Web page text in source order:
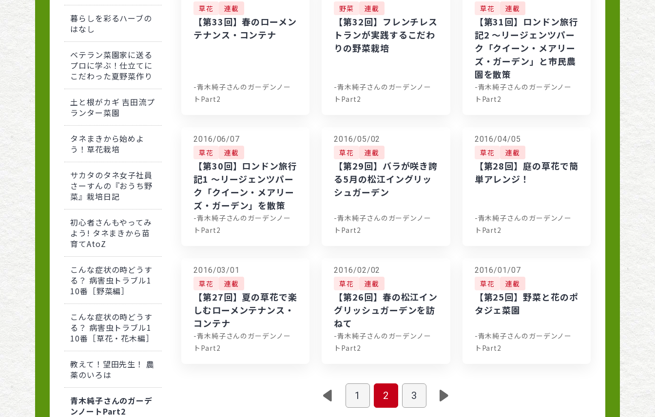
草花 連載
【第33回】春のローメン
テナンス・コンテナ
-青木純子さんのガーデンノー
トPart2
野菜 連載
【第32回】フレンチレス
トランが実践するこだわ
りの野菜栽培
-青木純子さんのガーデンノー
トPart2
草花 連載
【第31回】ロンドン旅行
記2 ～リージェンツパー
ク「クイーン・メアリー
ズ・ガーデン」と市民農
園を散策
-青木純子さんのガーデンノー
トPart2
2016/06/07
草花 連載
【第30回】ロンドン旅行
記1 ～リージェンツパー
ク「クイーン・メアリー
ズ・ガーデン」を散策
-青木純子さんのガーデンノー
トPart2
2016/05/02
草花 連載
【第29回】バラが咲き誇
る5月の松江イングリッ
シュガーデン
-青木純子さんのガーデンノー
トPart2
2016/04/05
草花 連載
【第28回】庭の草花で簡
単アレンジ！
-青木純子さんのガーデンノー
トPart2
2016/03/01
草花 連載
【第27回】夏の草花で楽
しむローメンテナンス・
コンテナ
-青木純子さんのガーデンノー
トPart2
2016/02/02
草花 連載
【第26回】春の松江イン
グリッシュガーデンを訪
ねて
-青木純子さんのガーデンノー
トPart2
2016/01/07
草花 連載
【第25回】野菜と花のポ
タジェ菜園
-青木純子さんのガーデンノー
トPart2
1 2 3
暮らしを彩るハーブの
はなし
ベテラン菜園家に送る
プロに学ぶ！仕立てに
こだわった夏野菜作り
土と根がカギ 吉田流プ
ランター菜園
タネまきから始めよ
う！草花栽培
サカタのタネ女子社員
さーすんの『おうち野
菜』栽培日記
初心者さんもやってみ
よう! タネまきから苗
育てAtoZ
こんな症状の時どうす
る？ 病害虫トラブル1
10番［野菜編］
こんな症状の時どうす
る？ 病害虫トラブル1
10番［草花・花木編］
教えて！望田先生！ 農
薬のいろは
青木純子さんのガーデ
ンノートPart2